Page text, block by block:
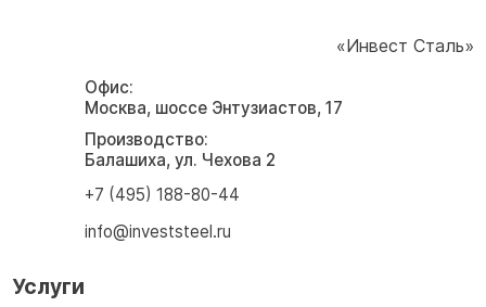
«Инвест Сталь»
Офис:
Москва, шоссе Энтузиастов, 17
Производство:
Балашиха, ул. Чехова 2
+7 (495) 188-80-44
info@investsteel.ru
Услуги